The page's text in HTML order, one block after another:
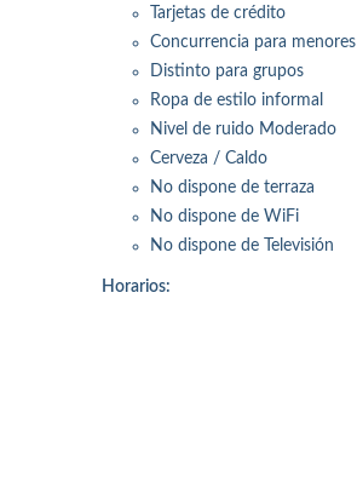
Tarjetas de crédito
Concurrencia para menores
Distinto para grupos
Ropa de estilo informal
Nivel de ruido Moderado
Cerveza / Caldo
No dispone de terraza
No dispone de WiFi
No dispone de Televisión
Horarios: